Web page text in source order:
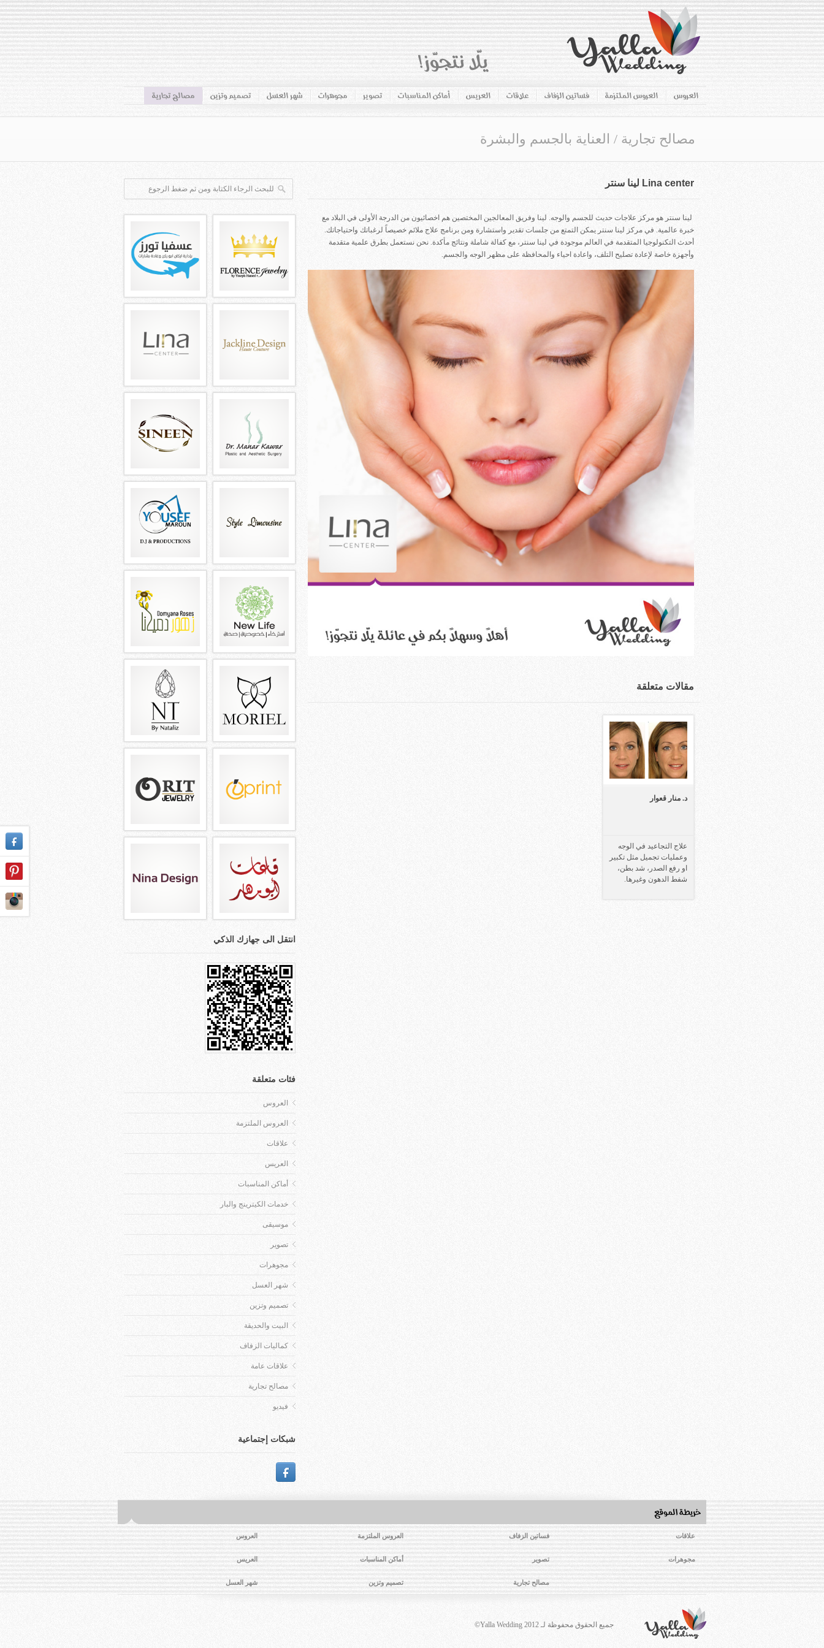
العروس العروس الملتزمة فساتين الزفاف علاقات العريس أماكن المناسبات تصوير مجوهرات شهر العسل تصميم وتزين مصالح تجارية
مصالح تجارية / العناية بالجسم والبشرة
Lina center لينا سنتر
لينا سنتر هو مركز علاجات حديث للجسم والوجه. لينا وفريق المعالجين المختصين هم اخصائيون من الدرجة الأولى في البلاد مع
خبرة عالمية. في مركز لينا سنتر يمكن التمتع من جلسات تقدير واستشارة ومن برنامج علاج ملائم خصيصاً لرغباتك واحتياجاتك.
أحدث التكنولوجيا المتقدمة في العالم موجودة في لينا سنتر، مع كفالة شاملة ونتائج مأكدة. نحن نستعمل بطرق علمية متقدمة
وأجهزة خاصة لإعادة تصليح التلف، واعادة احياء والمحافظة على مظهر الوجه والجسم.
مقالات متعلقة
د. منار قعوار
علاج التجاعيد في الوجه
وعمليات تجميل مثل تكبير
او رفع الصدر، شد بطن،
شفط الدهون وغيرها.
انتقل الى جهازك الذكي
فئات متعلقة
العروس
العروس الملتزمة
علاقات
العريس
أماكن المناسبات
خدمات الكيترينج والبار
موسيقى
تصوير
مجوهرات
شهر العسل
تصميم وتزين
البيت والحديقة
كماليات الزفاف
علاقات عامة
مصالح تجارية
فيديو
شبكات إجتماعية
العروس العروس الملتزمة فساتين الزفاف علاقات
العريس أماكن المناسبات تصوير مجوهرات
شهر العسل تصميم وتزين مصالح تجارية
جميع الحقوق محفوظة لـ Yalla Wedding 2012©